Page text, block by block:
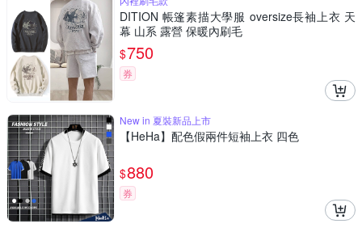
DITION 帳篷素描大學服 oversize長袖上衣 天
幕 山系 露營 保暖內刷毛
$750
券
New in 夏裝新品上市
【HeHa】配色假兩件短袖上衣 四色
$880
券